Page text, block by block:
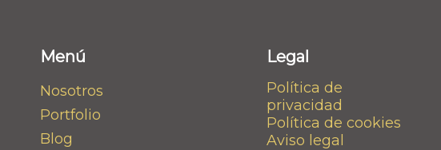
Menú
Nosotros
Portfolio
Blog
Legal
Política de
privacidad
Política de cookies
Aviso legal